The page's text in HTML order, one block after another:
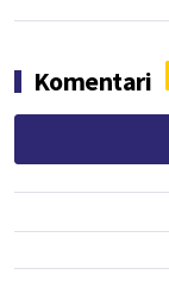
Komentari